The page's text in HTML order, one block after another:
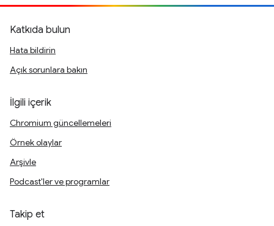
Katkıda bulun
Hata bildirin
Açık sorunlara bakın
İlgili içerik
Chromium güncellemeleri
Örnek olaylar
Arşivle
Podcast'ler ve programlar
Takip et